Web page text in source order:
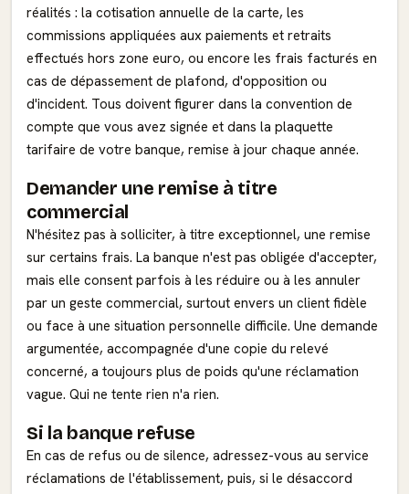
réalités : la cotisation annuelle de la carte, les
commissions appliquées aux paiements et retraits
effectués hors zone euro, ou encore les frais facturés en
cas de dépassement de plafond, d'opposition ou
d'incident. Tous doivent figurer dans la convention de
compte que vous avez signée et dans la plaquette
tarifaire de votre banque, remise à jour chaque année.
Demander une remise à titre
commercial
N'hésitez pas à solliciter, à titre exceptionnel, une remise
sur certains frais. La banque n'est pas obligée d'accepter,
mais elle consent parfois à les réduire ou à les annuler
par un geste commercial, surtout envers un client fidèle
ou face à une situation personnelle difficile. Une demande
argumentée, accompagnée d'une copie du relevé
concerné, a toujours plus de poids qu'une réclamation
vague. Qui ne tente rien n'a rien.
Si la banque refuse
En cas de refus ou de silence, adressez-vous au service
réclamations de l'établissement, puis, si le désaccord